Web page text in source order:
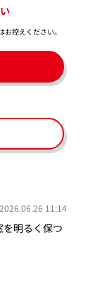
控えください。​
2026.06.26 11:14
明るく保つ